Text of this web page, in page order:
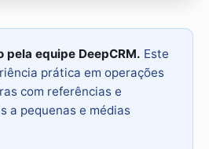
pela equipe DeepCRM. Este
prática em operações
com referências e
a pequenas e médias